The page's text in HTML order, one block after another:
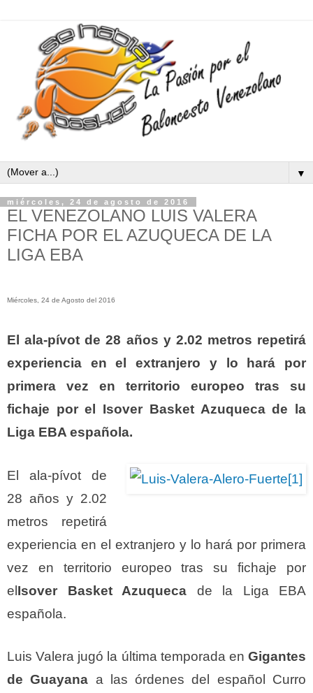
▼
miércoles, 24 de agosto de 2016
EL VENEZOLANO LUIS VALERA
FICHA POR EL AZUQUECA DE LA
LIGA EBA
Miércoles, 24 de Agosto del 2016
El ala-pívot de 28 años y 2.02 metros repetirá
experiencia en el extranjero y lo hará por
primera vez en territorio europeo tras su
fichaje por el Isover Basket Azuqueca de la
Liga EBA española.
El ala-pívot de
28 años y 2.02
metros repetirá
experiencia en el extranjero y lo hará por primera
vez en territorio europeo tras su fichaje por
elIsover Basket Azuqueca de la Liga EBA
española.
Luis Valera jugó la última temporada en Gigantes
de Guayana a las órdenes del español Curro